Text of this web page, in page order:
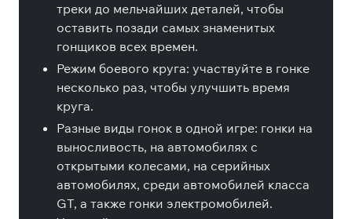
треки до мельчайших деталей, чтобы
оставить позади самых знаменитых
гонщиков всех времен.
Режим боевого круга: участвуйте в гонке
несколько раз, чтобы улучшить время
круга.
Разные виды гонок в одной игре: гонки на
выносливость, на автомобилях с
открытыми колесами, на серийных
автомобилях, среди автомобилей класса
GT, а также гонки электромобилей.